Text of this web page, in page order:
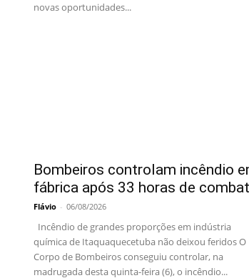
novas oportunidades...
Bombeiros controlam incêndio
fábrica após 33 horas de
Flávio - 06/08/2026
Incêndio de grandes proporções em indústria
química de Itaquaquecetuba não deixou feridos O
Corpo de Bombeiros conseguiu controlar, na
madrugada desta quinta-feira (6), o incêndio...